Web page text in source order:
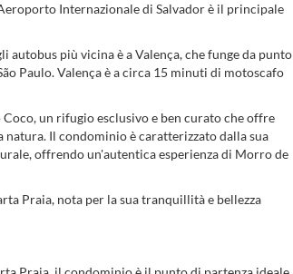
Internazionale di Salvador è il principale
autobus più vicina è a Valença, che funge da punto
Paulo. Valença è a circa 15 minuti di motoscafo
un rifugio esclusivo e ben curato che offre
Il condominio è caratterizzato dalla sua
offrendo un'autentica esperienza di Morro de
Praia, nota per la sua tranquillità e bellezza